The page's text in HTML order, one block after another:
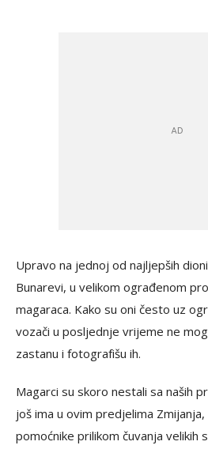
Upravo na jednoj od najljepših
Bunarevi, u velikom ograđenom
magaraca. Kako su oni često uz
vozači u posljednje vrijeme ne
zastanu i fotografišu ih.
Magarci su skoro nestali sa naših
još ima u ovim predjelima
pomoćnike prilikom čuvanja velikih